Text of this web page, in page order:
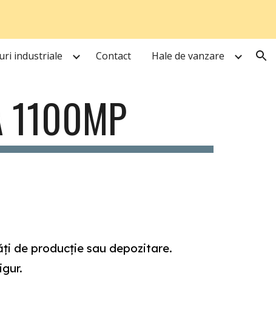
industriale Contact Hale de vanzare
1100MP
de producție sau depozitare.